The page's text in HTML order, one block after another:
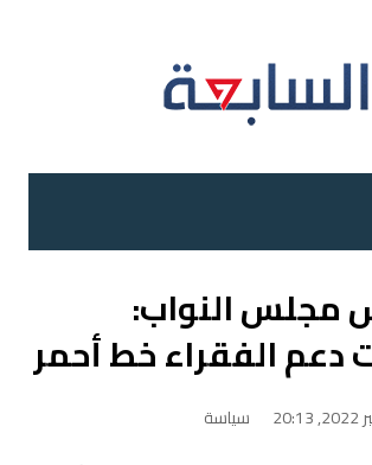
مجلس النواب:
الفقراء خط أحمر
سياسة